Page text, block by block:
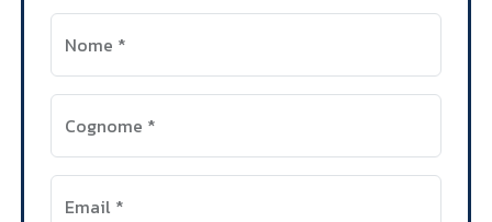
Nome *
Cognome *
Email *